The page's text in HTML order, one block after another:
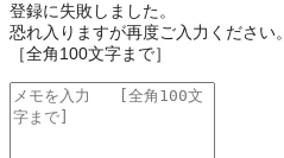
登録に失敗しました。
恐れ入りますが再度ご入力ください。
［全角100文字まで］